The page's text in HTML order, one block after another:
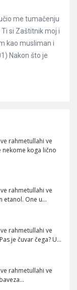
me tumačenju
si Zaštitnik moj i
kao musliman i
Nakon što je
rahmetullahi ve
koga lično
rahmetullahi ve
etanol. One u…
rahmetullahi ve
je čuvar čega? U…
rahmetullahi ve